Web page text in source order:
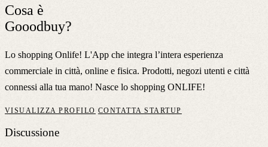
Cosa è
Gooodbuy?
Lo shopping Onlife! L'App che integra l’intera esperienza
commerciale in città, online e fisica. Prodotti, negozi utenti e città
connessi alla tua mano! Nasce lo shopping ONLIFE!
VISUALIZZA PROFILO CONTATTA STARTUP
Discussione